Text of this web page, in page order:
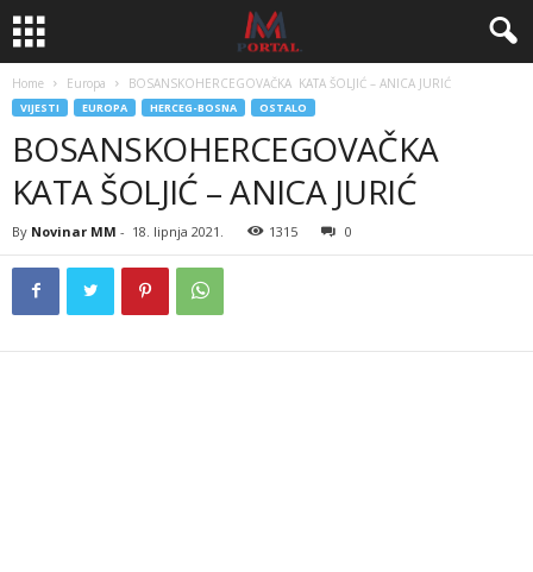
Home Europa BOSANSKOHERCEGOVAČKA KATA ŠOLJIĆ – ANICA JURIĆ
VIJESTI EUROPA HERCEG-BOSNA OSTALO
BOSANSKOHERCEGOVAČKA
KATA ŠOLJIĆ – ANICA JURIĆ
By Novinar MM - 18. lipnja 2021. 1315 0